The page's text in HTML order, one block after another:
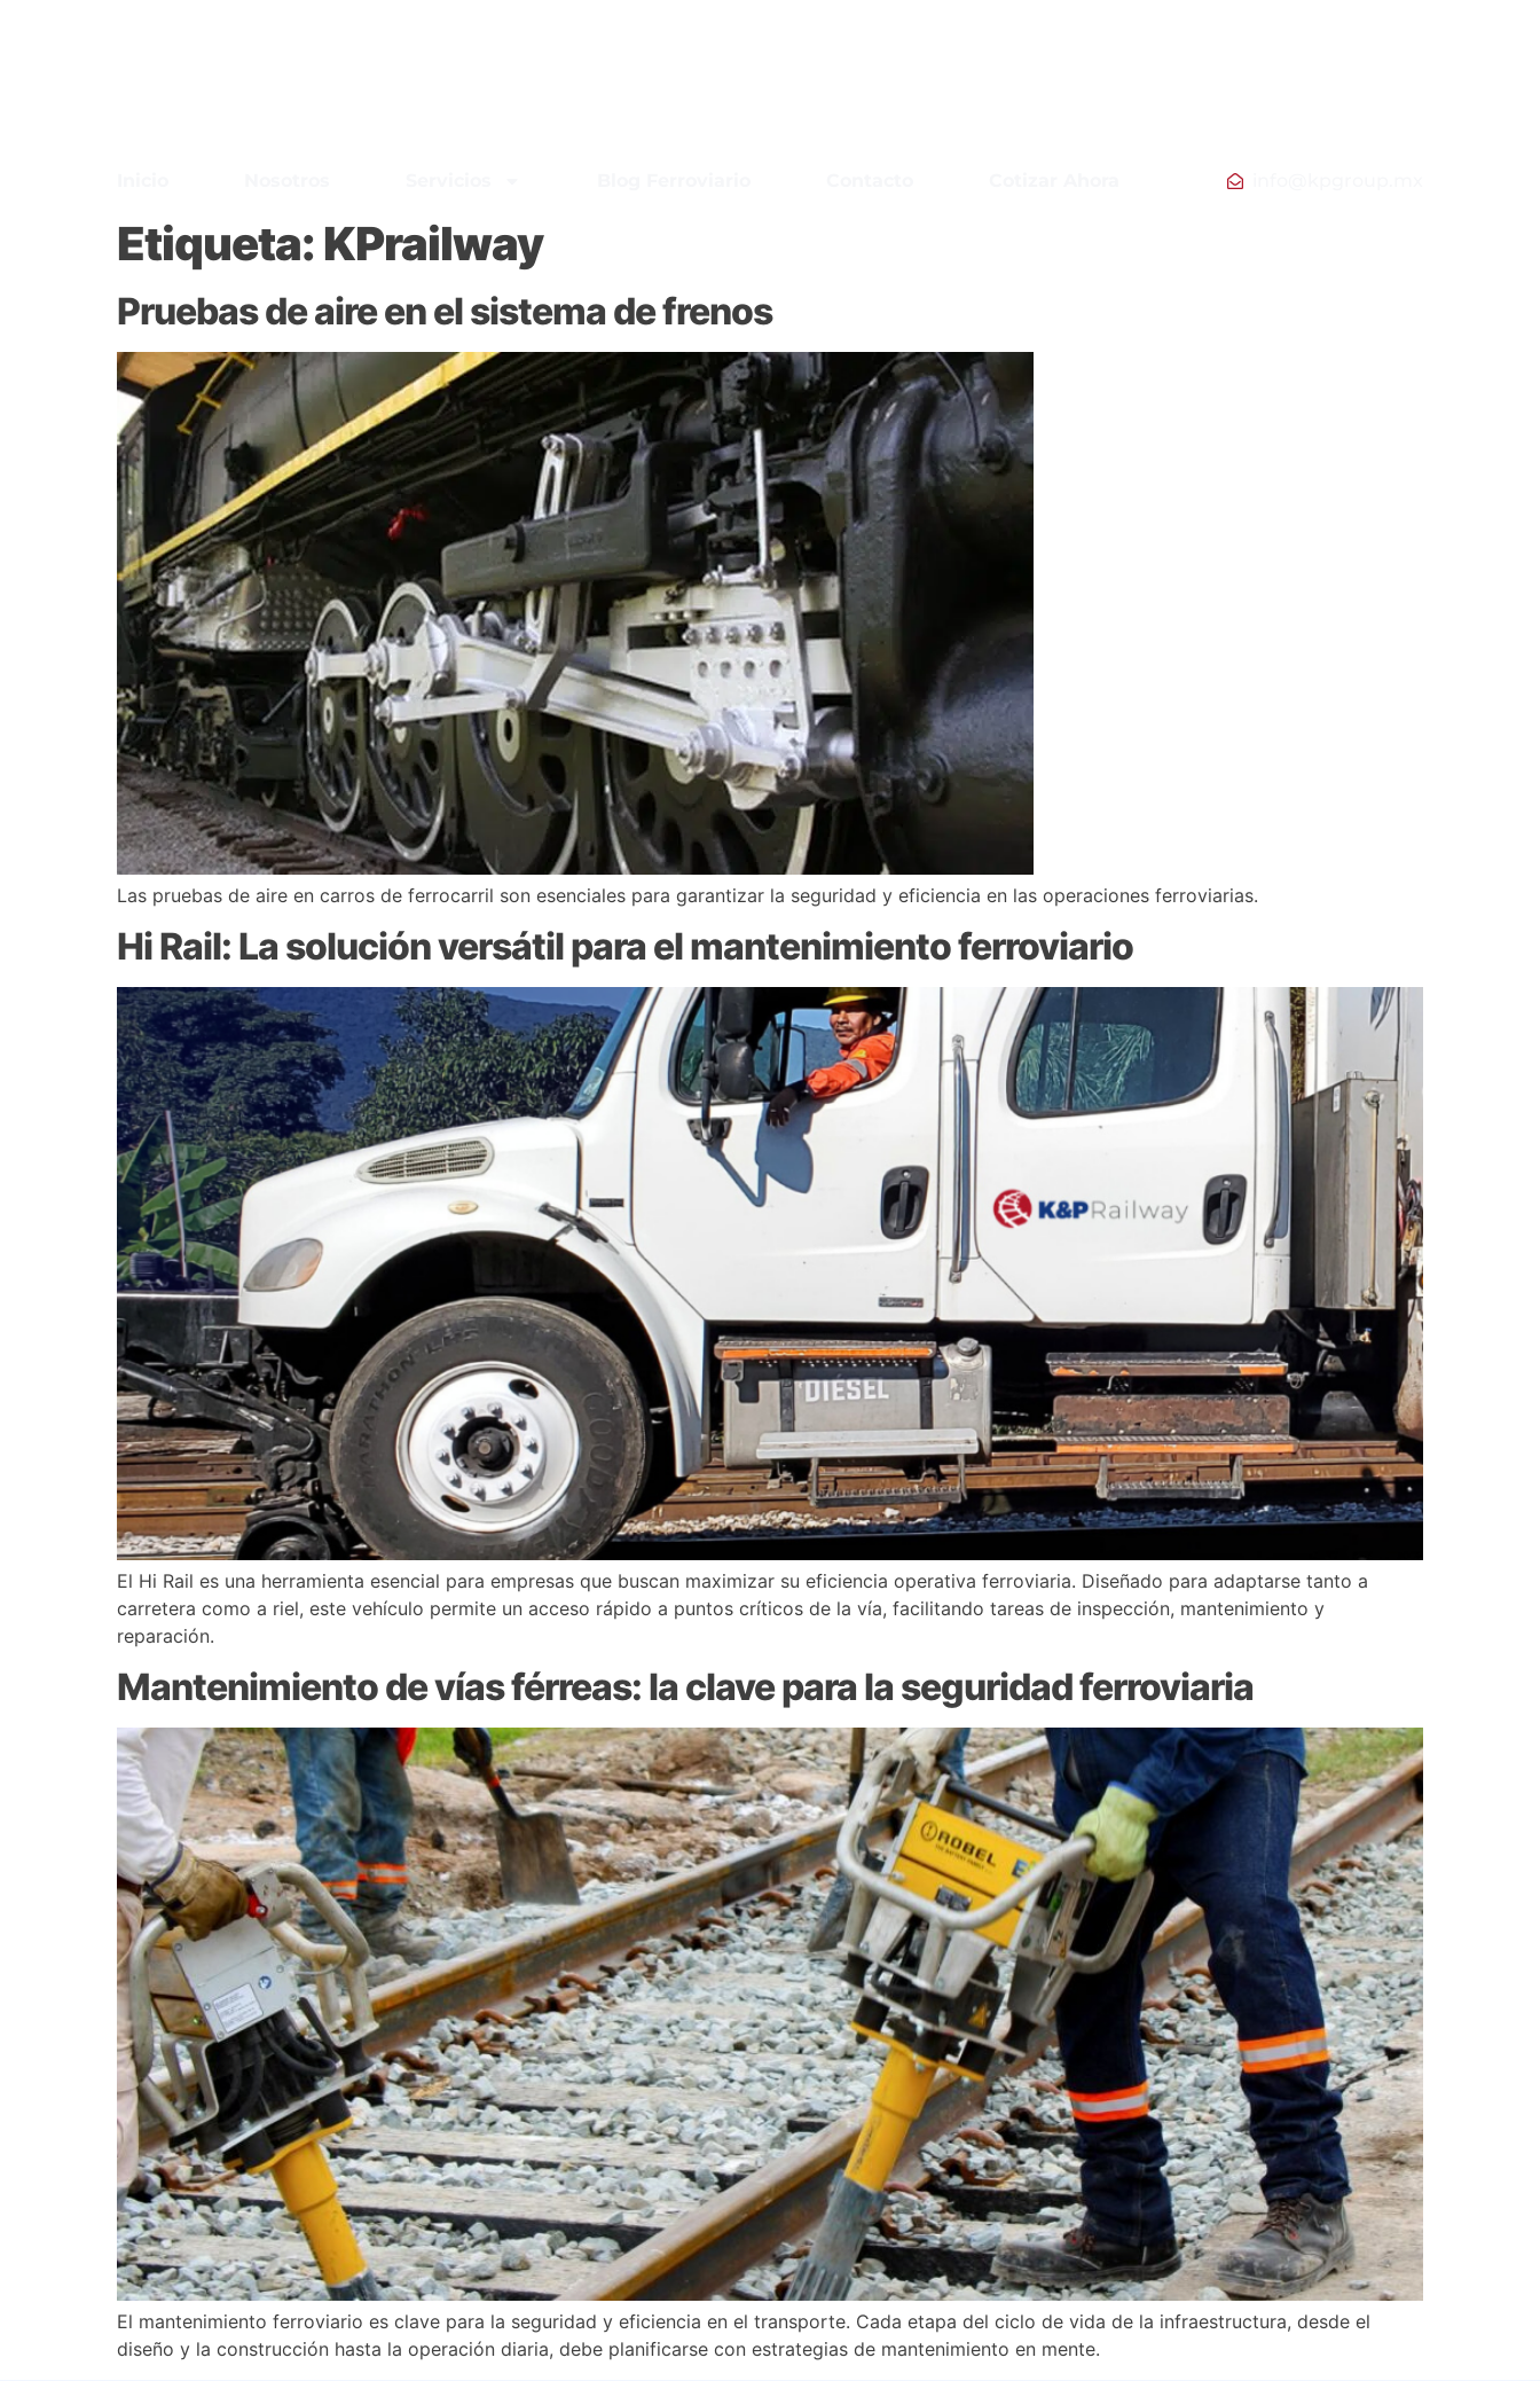
Etiqueta:KPrailway
Pruebas de aire en el sistema de frenos
Las pruebas de aire en carros de ferrocarril son esenciales para garantizar la seguridad y eficiencia en las operaciones ferroviarias.
Hi Rail: La solución versátil para el mantenimiento ferroviario
El Hi Rail es una herramienta esencial para empresas que buscan maximizar su eficiencia operativa ferroviaria. Diseñado para adaptarse tanto a
carretera como a riel, este vehículo permite un acceso rápido a puntos críticos de la vía, facilitando tareas de inspección, mantenimiento y
reparación.
Mantenimiento de vías férreas: la clave para la seguridad ferroviaria
El mantenimiento ferroviario es clave para la seguridad y eficiencia en el transporte. Cada etapa del ciclo de vida de la infraestructura, desde el
diseño y la construcción hasta la operación diaria, debe planificarse con estrategias de mantenimiento en mente.